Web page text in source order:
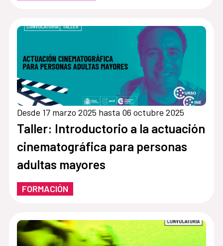
Desde 17 marzo 2025 hasta 06 octubre 2025
Taller: Introductorio a la actuación
cinematográfica para personas
adultas mayores
FORMACIÓN